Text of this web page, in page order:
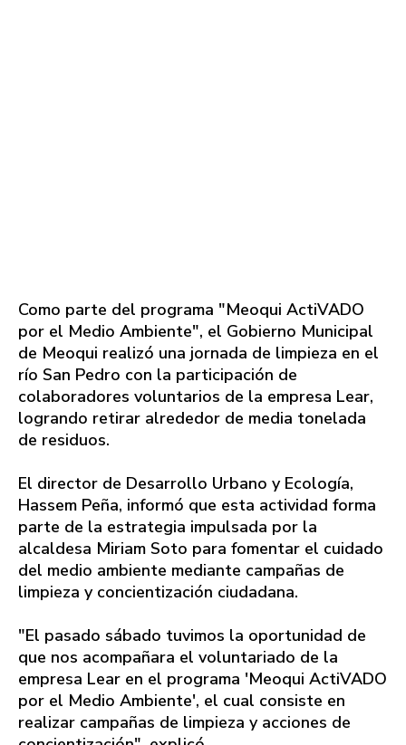
Como parte del programa "Meoqui ActiVADO
por el Medio Ambiente", el Gobierno Municipal
de Meoqui realizó una jornada de limpieza en el
río San Pedro con la participación de
colaboradores voluntarios de la empresa Lear,
logrando retirar alrededor de media tonelada
de residuos.
El director de Desarrollo Urbano y Ecología,
Hassem Peña, informó que esta actividad forma
parte de la estrategia impulsada por la
alcaldesa Miriam Soto para fomentar el cuidado
del medio ambiente mediante campañas de
limpieza y concientización ciudadana.
"El pasado sábado tuvimos la oportunidad de
que nos acompañara el voluntariado de la
empresa Lear en el programa 'Meoqui ActiVADO
por el Medio Ambiente', el cual consiste en
realizar campañas de limpieza y acciones de